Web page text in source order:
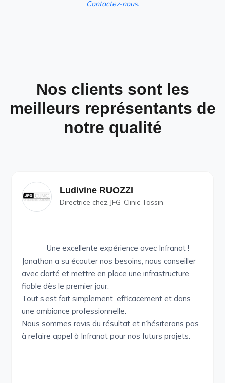
Contactez-nous.
Nos clients sont les
meilleurs représentants de
notre qualité
Ludivine RUOZZI
Directrice chez JFG-Clinic Tassin
Une excellente expérience avec Infranat !
Jonathan a su écouter nos besoins, nous conseiller
avec clarté et mettre en place une infrastructure
fiable dès le premier jour.
Tout s’est fait simplement, efficacement et dans
une ambiance professionnelle.
Nous sommes ravis du résultat et n’hésiterons pas
à refaire appel à Infranat pour nos futurs projets.